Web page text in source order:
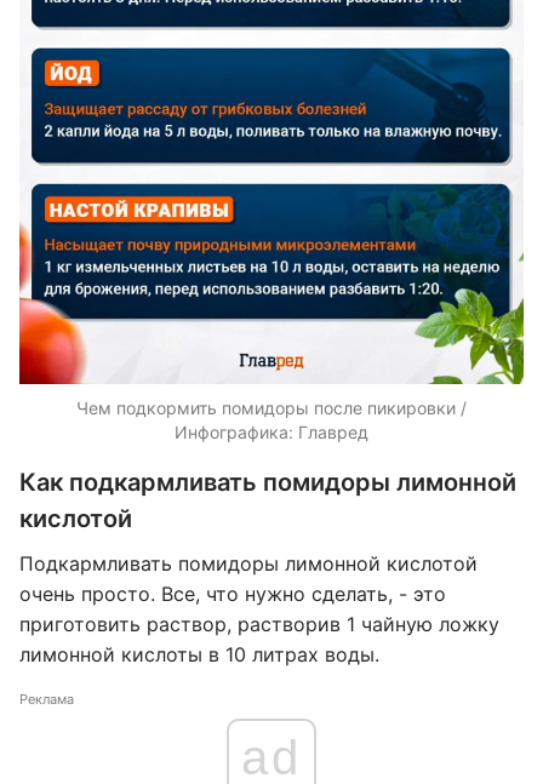
Чем подкормить помидоры после пикировки /
Инфографика: Главред
Как подкармливать помидоры лимонной
кислотой
Подкармливать помидоры лимонной кислотой
очень просто. Все, что нужно сделать, - это
приготовить раствор, растворив 1 чайную ложку
лимонной кислоты в 10 литрах воды.
Реклама
ad